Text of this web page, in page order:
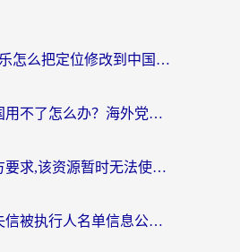
在瑞典用QQ音乐怎么把定位修改到中国国内？留学生亲测有效的回国加速方案
番茄小说在英国用不了怎么办？海外党亲测有效的回国加速解决方案
咪咕音乐版权方要求,该资源暂时无法使用？海外党这样解决听歌听书+看剧炒股难题
在瑞士用全国失信被执行人名单信息公布与查询地区限制怎么办？还能看欧洲杯直播和咪咕视频吗？